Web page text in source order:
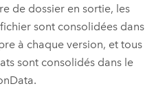
de dossier en sortie, les
sont consolidées dans
à chaque version, et tous
sont consolidés dans le